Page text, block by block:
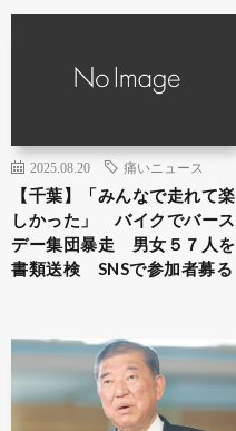
2025.08.20 痛いニュース
【千葉】「みんなで走れて楽
しかった」 バイクでバース
デー集団暴走 男女５７人を
書類送検 SNSで参加者募る